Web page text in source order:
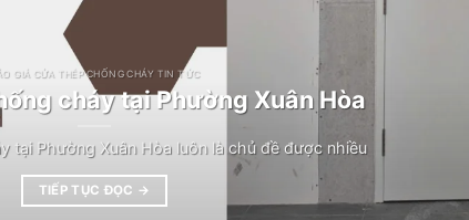
GIÁ CỬA THÉP CHỐNG CHÁY TIN TỨC
cháy tại Phường Xuân Hòa
tại Phường Xuân Hòa luôn là chủ đề được nhiều
TIẾP TỤC ĐỌC →